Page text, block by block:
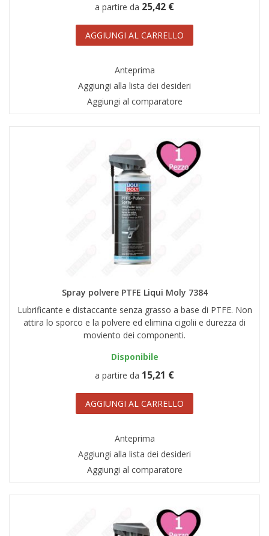
a partire da 25,42 €
AGGIUNGI AL CARRELLO
Anteprima
Aggiungi alla lista dei desideri
Aggiungi al comparatore
Spray polvere PTFE Liqui Moly 7384
Lubrificante e distaccante senza grasso a base di PTFE. Non
attira lo sporco e la polvere ed elimina cigolii e durezza di
moviento dei componenti.
Disponibile
a partire da 15,21 €
AGGIUNGI AL CARRELLO
Anteprima
Aggiungi alla lista dei desideri
Aggiungi al comparatore